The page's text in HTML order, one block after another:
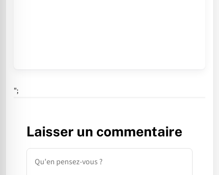
";
Laisser un commentaire
Commentaire